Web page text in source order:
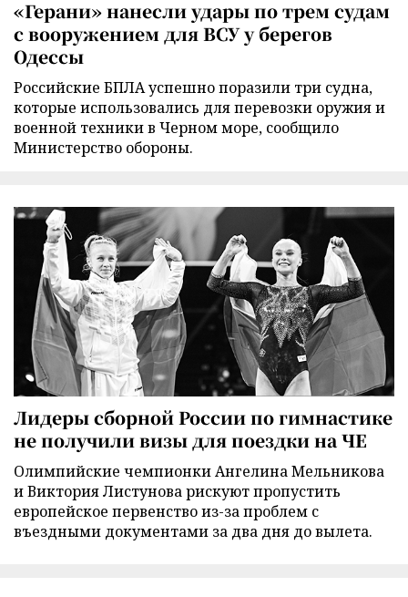
«Герани» нанесли удары по трем судам
с вооружением для ВСУ у берегов
Одессы
Российские БПЛА успешно поразили три судна,
которые использовались для перевозки оружия и
военной техники в Черном море, сообщило
Министерство обороны.
Лидеры сборной России по гимнастике
не получили визы для поездки на ЧЕ
Олимпийские чемпионки Ангелина Мельникова
и Виктория Листунова рискуют пропустить
европейское первенство из-за проблем с
въездными документами за два дня до вылета.